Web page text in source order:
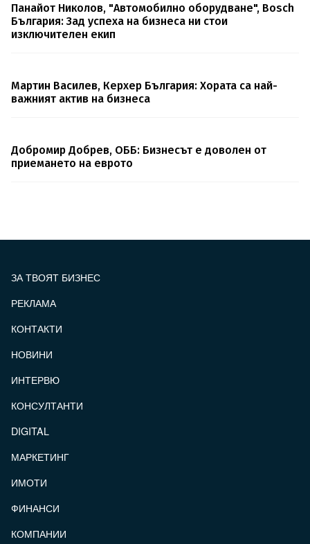
Панайот Николов, "Автомобилно оборудване", Bosch
България: Зад успеха на бизнеса ни стои
изключителен екип
Мартин Василев, Керхер България: Хората са най-
важният актив на бизнеса
Добромир Добрев, ОББ: Бизнесът е доволен от
приемането на еврото
ЗА ТВОЯТ БИЗНЕС
РЕКЛАМА
КОНТАКТИ
НОВИНИ
ИНТЕРВЮ
КОНСУЛТАНТИ
DIGITAL
МАРКЕТИНГ
ИМОТИ
ФИНАНСИ
КОМПАНИИ